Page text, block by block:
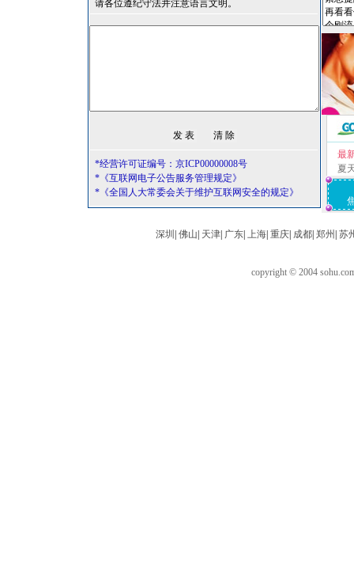
请各位遵纪守法并注意语言文明。
*经营许可证编号：京ICP00000008号
*《互联网电子公告服务管理规定》
*《全国人大常委会关于维护互联网安全的规定》
最
夏
深圳 佛山 天津| 广东| 上海| 重庆| 成都| 郑州 苏
copyright © 2004